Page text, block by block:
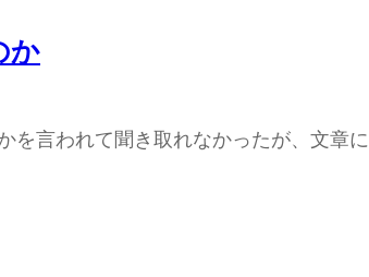
か
を言われて聞き取れなかったが、文章に